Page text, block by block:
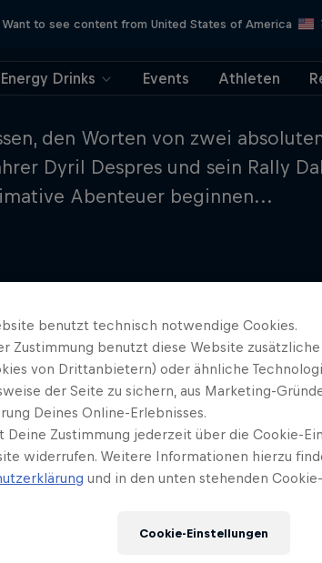
Want to see content from United States of America
Energy Drinks Events Athleten
den Worten von zwei
Dyril Despres und sein Rally
Abenteuer beginnen...
benutzt technisch notwendige Cookies.
Zustimmung benutzt diese Website
von Drittanbietern) oder ähnliche
der Seite zu sichern, aus Marketing-
Deines Online-Erlebnisses.
Deine Zustimmung jederzeit über die Cookie-
widerrufen. Weitere Informationen hierzu
und in den unten stehenden
Cookie-Einstellungen